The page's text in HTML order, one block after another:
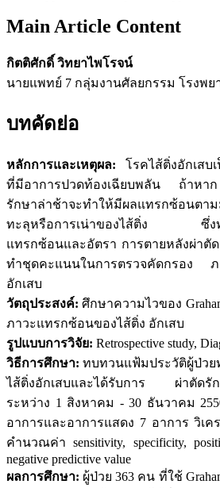
Main Article Content
กิตติศักดิ์ วิทยาไพโรจน์
นายแพทย์ 7 กลุ่มงานศัลยกรรม โรงพย
บทคัดย่อ
หลักการและเหตุผล: โรคไส้ติ่งอักเสบ
ที่มีอาการปวดท้องเฉียบพลัน ถ้าหา
รักษาล่าช้าจะทำให้มีผลแทรกซ้อนต
ทะลุหรือการเน่าของไส้ติ่ง ซึ่งทำ
แทรกซ้อนและอัตรา การตายหลังผ่าตัด
ทำชุดคะแนนในการตรวจคัดกรอง ภ
อักเสบ
วัตถุประสงค์: ศึกษาความไวของ
ภาวะแทรกซ้อนของไส้ติ่ง อักเสบ
รูปแบบการวิจัย: Retrospective study,
วิธีการศึกษา: ทบทวนแฟ้มประวัติผู้ป่ว
ไส้ติ่งอักเสบและได้รับการ ผ่าตัดรัก
ระหว่าง 1 สิงหาคม - 30 ธันวาคม
อาการและอาการแสดง 7 อาการ วิเคร
คำนวณค่า sensitivity, specificity,
negative predictive value
ผลการศึกษา: ผู้ป่วย 363 คน ที่ใช้